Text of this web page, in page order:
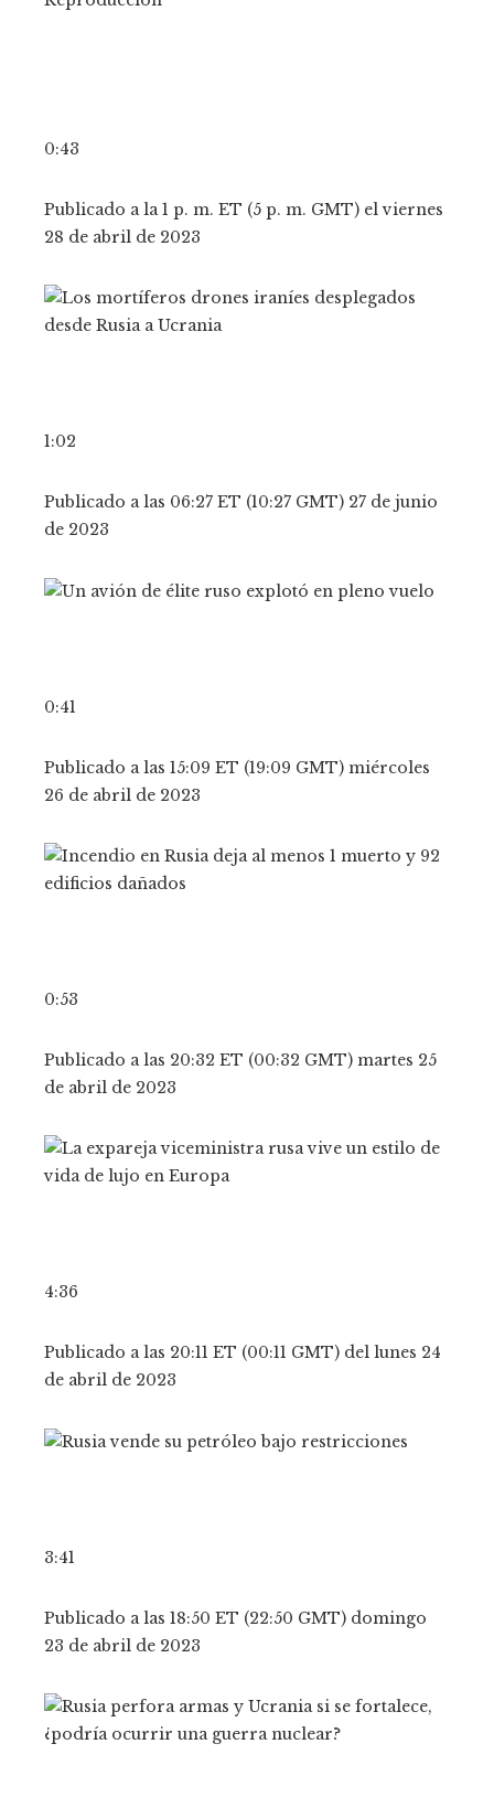
0:43
Publicado a la 1 p. m. ET (5 p. m. GMT) el viernes
28 de abril de 2023
1:02
Publicado a las 06:27 ET (10:27 GMT) 27 de junio
de 2023
0:41
Publicado a las 15:09 ET (19:09 GMT) miércoles
26 de abril de 2023
0:53
Publicado a las 20:32 ET (00:32 GMT) martes 25
de abril de 2023
4:36
Publicado a las 20:11 ET (00:11 GMT) del lunes 24
de abril de 2023
3:41
Publicado a las 18:50 ET (22:50 GMT) domingo
23 de abril de 2023